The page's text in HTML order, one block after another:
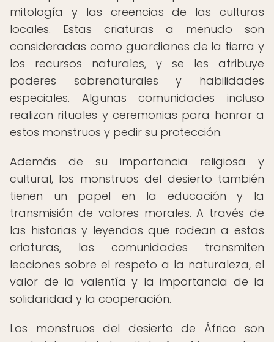
mitología y las creencias de las culturas
locales. Estas criaturas a menudo son
consideradas como guardianes de la tierra y
los recursos naturales, y se les atribuye
poderes sobrenaturales y habilidades
especiales. Algunas comunidades incluso
realizan rituales y ceremonias para honrar a
estos monstruos y pedir su protección.
Además de su importancia religiosa y
cultural, los monstruos del desierto también
tienen un papel en la educación y la
transmisión de valores morales. A través de
las historias y leyendas que rodean a estas
criaturas, las comunidades transmiten
lecciones sobre el respeto a la naturaleza, el
valor de la valentía y la importancia de la
solidaridad y la cooperación.
Los monstruos del desierto de África son